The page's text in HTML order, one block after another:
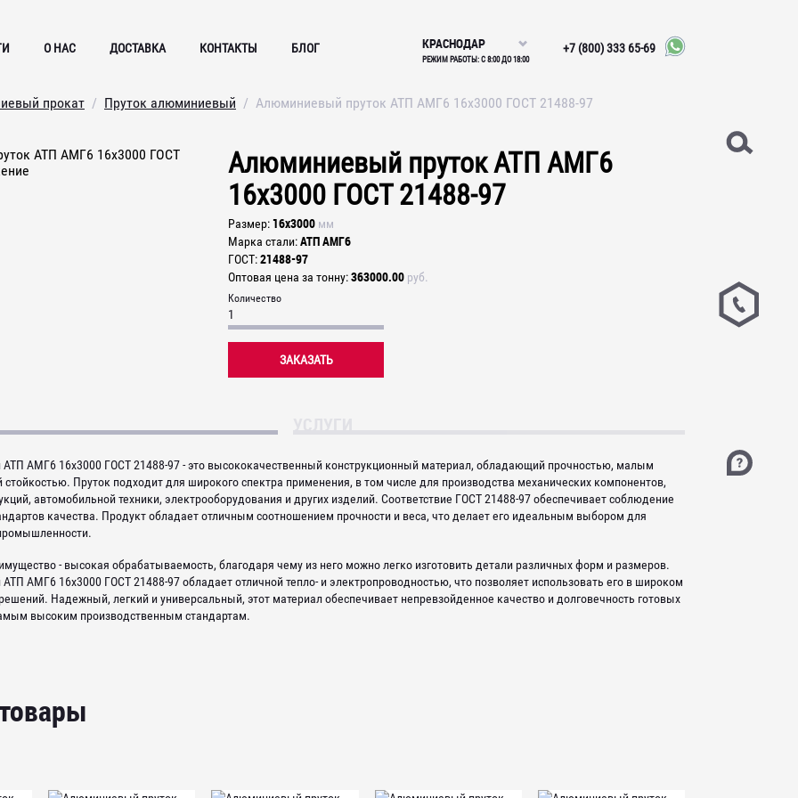
О НАС ДОСТАВКА КОНТАКТЫ БЛОГ КРАСНОДАР
РЕЖИМ РАБОТЫ: С 8:00 ДО 18:00
+7 (800) 333 65-69
прокат Пруток алюминиевый Алюминиевый пруток АТП АМГ6 16х3000 ГОСТ 21488-97
Алюминиевый пруток АТП АМГ6
16х3000 ГОСТ 21488-97
Размер 16х3000 мм
Марка стали АТП АМГ6
ГОСТ 21488-97
Оптовая цена за тонну 363000.00 руб.
Количество
ЗАКАЗАТЬ
АМГ6 16х3000 ГОСТ 21488-97 - это высококачественный конструкционный материал, обладающий прочностью, малым
стойкостью. Пруток подходит для широкого спектра применения, в том числе для производства механических компонентов,
автомобильной техники, электрооборудования и других изделий. Соответствие ГОСТ 21488-97 обеспечивает соблюдение
качества. Продукт обладает отличным соотношением прочности и веса, что делает его идеальным выбором для
- высокая обрабатываемость, благодаря чему из него можно легко изготовить детали различных форм и размеров.
АМГ6 16х3000 ГОСТ 21488-97 обладает отличной тепло- и электропроводностью, что позволяет использовать его в широком
Надежный, легкий и универсальный, этот материал обеспечивает непревзойденное качество и долговечность готовых
высоким производственным стандартам.